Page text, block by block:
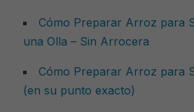
Cómo Preparar Arroz para
una Olla – Sin Arrocera
Cómo Preparar Arroz para
(en su punto exacto)